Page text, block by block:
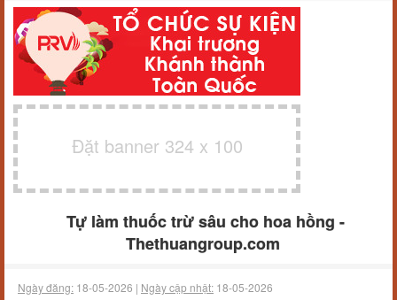
Đặt banner 324 x 100
Tự làm thuốc trừ sâu cho hoa hồng -
Thethuangroup.com
Ngày đăng: 18-05-2026 | Ngày cập nhật: 18-05-2026